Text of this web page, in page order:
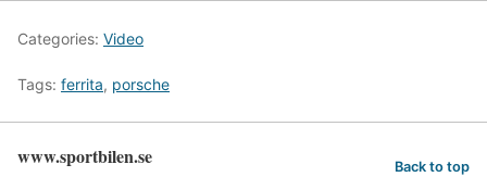
Categories: Video
Tags: ferrita, porsche
www.sportbilen.se Back to top